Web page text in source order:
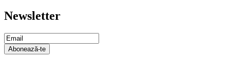
Newsletter
Email Subscription
Abonează-te